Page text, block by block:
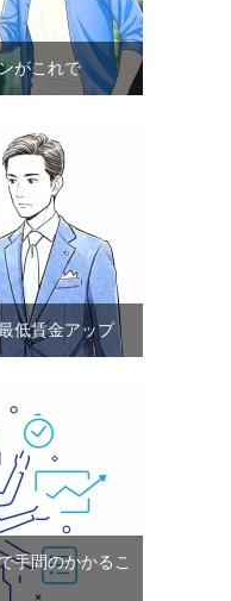
がこれで
低賃金アップ
手間のかかるこ